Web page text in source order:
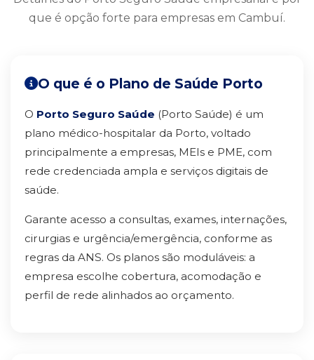
que é opção forte para empresas em Cambuí.
O que é o Plano de Saúde Porto
O Porto Seguro Saúde (Porto Saúde) é um
plano médico-hospitalar da Porto, voltado
principalmente a empresas, MEIs e PME, com
rede credenciada ampla e serviços digitais de
saúde.
Garante acesso a consultas, exames, internações,
cirurgias e urgência/emergência, conforme as
regras da ANS. Os planos são moduláveis: a
empresa escolhe cobertura, acomodação e
perfil de rede alinhados ao orçamento.